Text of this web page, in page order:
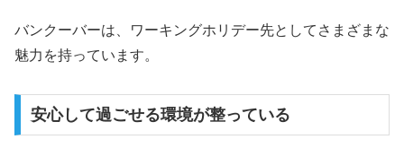
バンクーバーは、ワーキングホリデー先としてさまざまな
魅力を持っています。
安心して過ごせる環境が整っている